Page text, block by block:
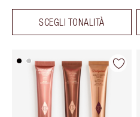
SCEGLI TONALITÀ